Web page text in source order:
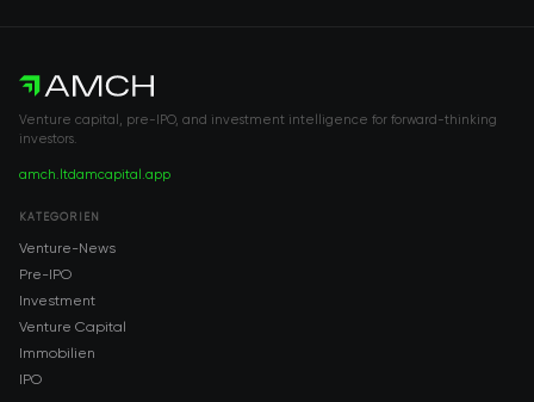
Venture capital, pre-IPO, and investment intelligence for forward-thinking
investors.
amch.ltdamcapital.app
KATEGORIEN
Venture-News
Pre-IPO
Investment
Venture Capital
Immobilien
IPO